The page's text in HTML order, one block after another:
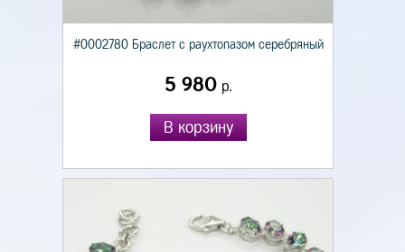
#0002780 Браслет с раухтопазом серебряный
5 980р.
В корзину